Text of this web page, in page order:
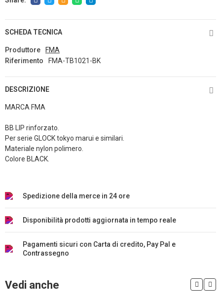
SCHEDA TECNICA
Produttore
FMA
Riferimento
FMA-TB1021-BK
DESCRIZIONE
MARCA FMA
BB LIP rinforzato.
Per serie GLOCK tokyo marui e similari.
Materiale nylon polimero.
Colore BLACK.
Spedizione della merce in 24 ore
Disponibilità prodotti aggiornata in tempo reale
Pagamenti sicuri con Carta di credito, Pay Pal e
Contrassegno
Vedi anche